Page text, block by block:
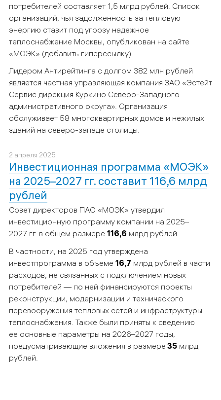
потребителей составляет 1,5 млрд рублей. Список
организаций, чья задолженность за тепловую
энергию ставит под угрозу надежное
теплоснабжение Москвы, опубликован на сайте
«МОЭК» (добавить гиперссылку).
Лидером Антирейтинга с долгом 382 млн рублей
является частная управляющая компания ЗАО «Эстейт
Сервис дирекция Куркино Северо-Западного
административного округа». Организация
обслуживает 58 многоквартирных домов и нежилых
зданий на северо-западе столицы.
2 апреля 2025
Инвестиционная программа «МОЭК»
на 2025–2027 гг. составит 116,6 млрд
рублей
Совет директоров ПАО «МОЭК» утвердил
инвестиционную программу компании на 2025–
2027 гг. в общем размере 116,6 млрд рублей.
В частности, на 2025 год утверждена
инвестпрограмма в объеме 16,7 млрд рублей в части
расходов, не связанных с подключением новых
потребителей — по ней финансируются проекты
реконструкции, модернизации и технического
перевооружения тепловых сетей и инфраструктуры
теплоснабжения. Также были приняты к сведению
ее основные параметры на 2026–2027 годы,
предусматривающие вложения в размере 35 млрд
рублей.